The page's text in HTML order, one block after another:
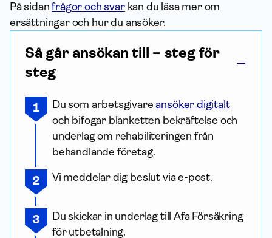
På sidanfrågor och svarkan du läsa mer om
ersättningar och hur du ansöker.
Så går ansökan till – steg för
steg
Du som arbetsgivareansöker digitalt
och bifogar blanketten bekräftelse och
underlag om rehabiliteringen från
behandlande företag.
Vi meddelar dig beslut via e-post.
Du skickar in underlag till Afa För­säkring
för utbetalning.